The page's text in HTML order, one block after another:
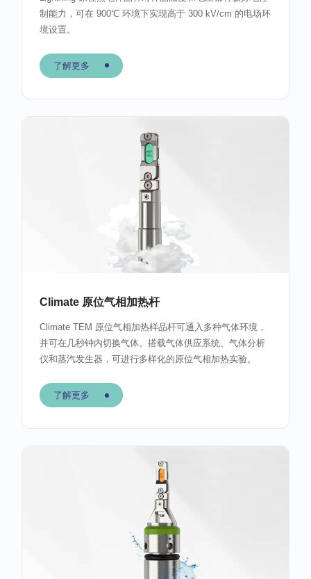
制能力，可在 900℃ 环境下实现高于 300 kV/cm 的电场环
境设置。
了解更多
Climate 原位气相加热杆
Climate TEM 原位气相加热样品杆可通入多种气体环境，
并可在几秒钟内切换气体。搭载气体供应系统、气体分析
仪和蒸汽发生器，可进行多样化的原位气相加热实验。
了解更多